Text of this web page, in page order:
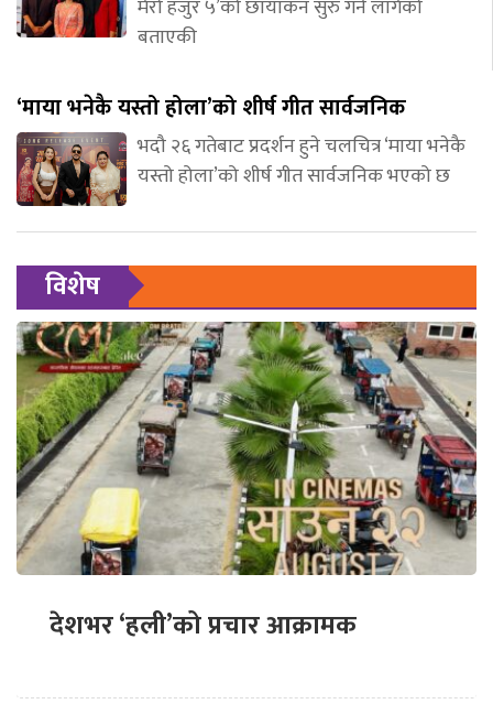
मेरो हजुर ५’को छायांकन सुरु गर्न लागेको
बताएकी
‘माया भनेकै यस्तो होला’को शीर्ष गीत सार्वजनिक
भदौ २६ गतेबाट प्रदर्शन हुने चलचित्र ‘माया भनेकै
यस्तो होला’को शीर्ष गीत सार्वजनिक भएको छ
विशेष
देशभर ‘हली’को प्रचार आक्रामक